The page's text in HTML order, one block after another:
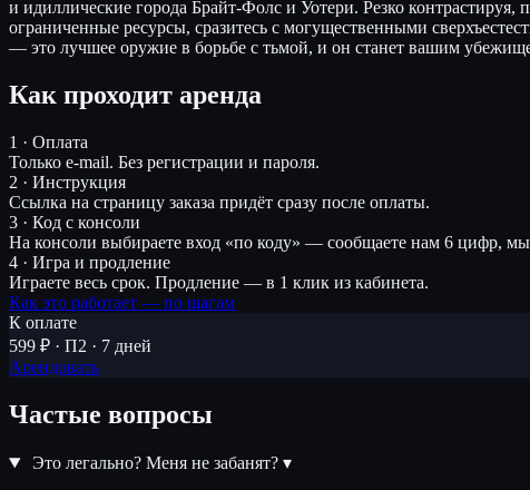
и идиллические города Брайт-Фолс и Уотери. Резко
ограниченные ресурсы, сразитесь с могущественными
— это лучшее оружие в борьбе с тьмой, и он станет вашим
Как проходит аренда
1 · Оплата
Только e-mail. Без регистрации и пароля.
2 · Инструкция
Ссылка на страницу заказа придёт сразу после оплаты.
3 · Код с консоли
На консоли выбираете вход «по коду» — сообщаете нам 6 цифр,
4 · Игра и продление
Играете весь срок. Продление — в 1 клик из кабинета.
Как это работает — по шагам
К оплате
599 ₽ · П2 · 7 дней
Арендовать
Частые вопросы
Это легально? Меня не забанят? ▾